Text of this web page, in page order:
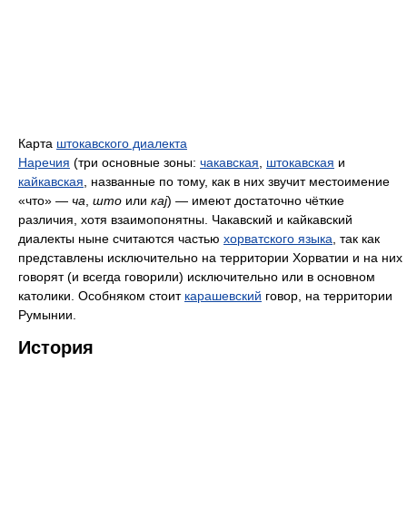
Карта штокавского диалекта
Наречия (три основные зоны: чакавская штокавская и
кайкавская , названные по тому, как в них звучит местоимение
«что» — ча што или кај) — имеют достаточно чёткие
различия, хотя взаимопонятны. Чакавский и кайкавский
диалекты ныне считаются частью хорватского языка , так как
представлены исключительно на территории Хорватии и на них
говорят (и всегда говорили) исключительно или в основном
католики. Особняком стоит карашевский говор, на территории
Румынии.
История